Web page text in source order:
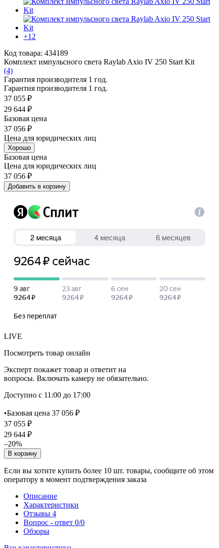
+12
Код товара: 434189
Комплект импульсного света Raylab Axio IV 250 Start Kit
(4)
Гарантия производителя 1 год.
Гарантия производителя 1 год.
37 055 ₽
29 644 ₽
Базовая цена
37 056 ₽
Цена для юридических лиц
Хорошо
Базовая цена
Цена для юридических лиц
37 056 ₽
Добавить в корзину
LIVE
Посмотреть товар онлайн
Эксперт покажет товар и ответит на
вопросы. Включать камеру не обязательно.
Доступно с 11:00 до 17:00
•Базовая цена 37 056 ₽
37 055 ₽
29 644 ₽
–20%
В корзину
Если вы хотите купить более 10 шт. товары, сообщите об этом
оператору в момент подтверждения заказа
Описание
Характеристики
Отзывы 4
Вопрос - ответ 0/0
Обзоры